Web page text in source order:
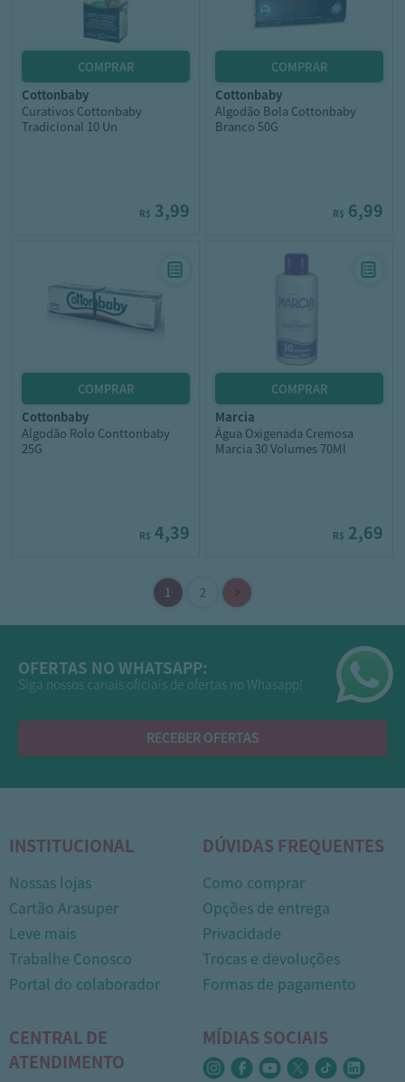
cottonbaby
Curativos Cottonbaby
Tradicional 10 Un
R$ 3,99
cottonbaby
Algodão Bola Cottonbaby
Branco 50G
R$ 6,99
cottonbaby
Algodão Rolo Conttonbaby
25G
R$ 4,39
marcia
Água Oxigenada Cremosa
Marcia 30 Volumes 70Ml
R$ 2,69
OFERTAS NO WHATSAPP:
Siga nossos canais oficiais de ofertas no Whasapp!
RECEBER OFERTAS
INSTITUCIONAL
Nossas lojas
Cartão Arasuper
Leve mais
Trabalhe Conosco
Portal do colaborador
DÚVIDAS FREQUENTES
Como comprar
Opções de entrega
Privacidade
Trocas e devoluções
Formas de pagamento
CENTRAL DE
ATENDIMENTO
MÍDIAS SOCIAIS